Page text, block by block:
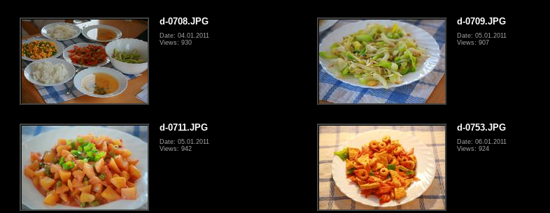
d-0708.JPG
Date: 04.01.2011
Views: 930
d-0709.JPG
Date: 05.01.2011
Views: 907
d-0711.JPG
Date: 05.01.2011
Views: 942
d-0753.JPG
Date: 06.01.2011
Views: 924